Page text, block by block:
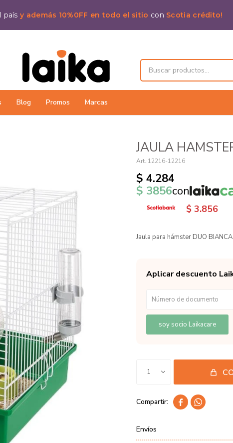
paísy además 10%0FF en todo el sitio con Scotia crédito!
Blog Promos Marcas
JAULA
12216-12216
$ 4.284
$ 3856con
$ 3.856
Jaula para hámster DUO
Aplicar descuento
soy socio Laikacare
1
 
Envíos